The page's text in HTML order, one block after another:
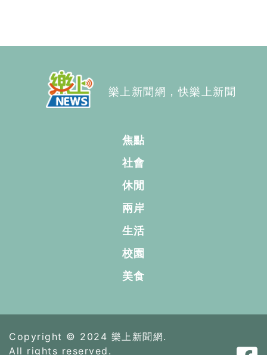
樂上新聞網，快樂上新聞
焦點
社會
休閒
兩岸
生活
校園
美食
Copyright © 2024 樂上新聞網.
All rights reserved.